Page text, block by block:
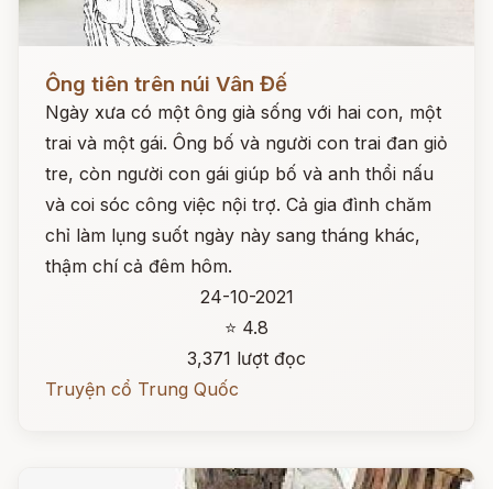
Đọc ngay
Ông tiên trên núi Vân Đế
Ngày xưa có một ông già sống với hai con, một
trai và một gái. Ông bố và người con trai đan giỏ
tre, còn người con gái giúp bố và anh thổi nấu
và coi sóc công việc nội trợ. Cả gia đình chăm
chỉ làm lụng suốt ngày này sang tháng khác,
thậm chí cả đêm hôm.
24-10-2021
⭐ 4.8
3,371 lượt đọc
Truyện cổ Trung Quốc